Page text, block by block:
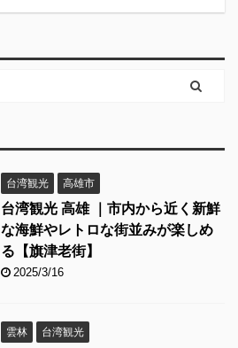
台湾観光 高雄市
台湾観光 高雄 ｜市内から近く新鮮
な海鮮やレトロな街並みが楽しめ
る【旗津老街】
2025/3/16
雲林 台湾観光